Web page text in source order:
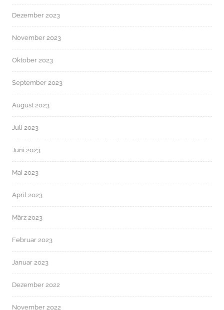
Dezember 2023
November 2023
Oktober 2023
September 2023
August 2023
Juli 2023
Juni 2023
Mai 2023
April 2023
März 2023
Februar 2023
Januar 2023
Dezember 2022
November 2022